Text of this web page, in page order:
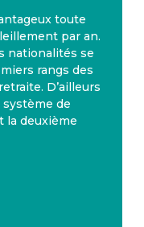
toute
par an.
nationalités se
rangs des
D’ailleurs
système de
la deuxième